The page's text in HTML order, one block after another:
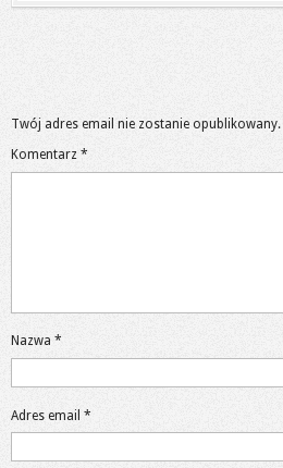
Twój adres email nie zostanie opublikowany.
Komentarz *
Nazwa *
Adres email *